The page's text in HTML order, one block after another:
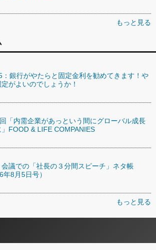
もっと見る
：銀行がやたらと固定金利を勧めてきます！や
がよいのでしょうか！
「内需企業があっという間にグローバル成長
FOOD & LIFE COMPANIES
議での「社長の３分間スピーチ」ネタ帳
年8月5日号）
もっと見る